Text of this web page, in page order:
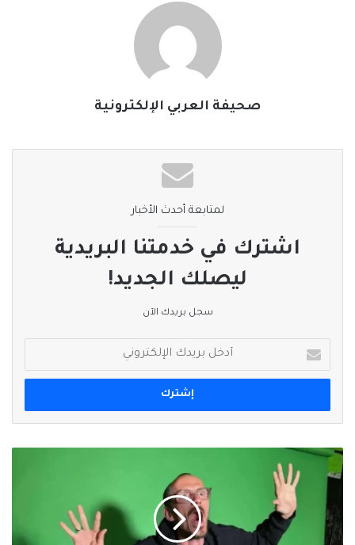
ويعاقب القانون التونسي على صيد السلاحف البحرية أو الاحتفاظ بها أو
التجارة بها بأي شكل، مع فرض غرامات مالية على المخالفين.
صحيفة العربي الإلكترونية
لمتابعة أحدث الأخبار
اشترك في خدمتنا البريدية
ليصلك الجديد!
سجل بريدك الآن
بريدك
الإلكتروني
وفاة
نجم
على
الإنترنت